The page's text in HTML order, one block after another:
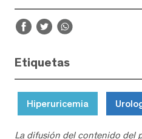
Etiquetas
Hiperuricemia
La difusión del contenido del